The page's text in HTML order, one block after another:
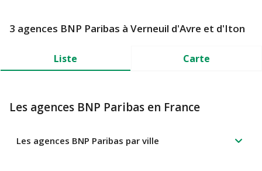
3 agences BNP Paribas à Verneuil d'Avre et d'Iton
Liste Carte
Les agences BNP Paribas en France
Les agences BNP Paribas par ville